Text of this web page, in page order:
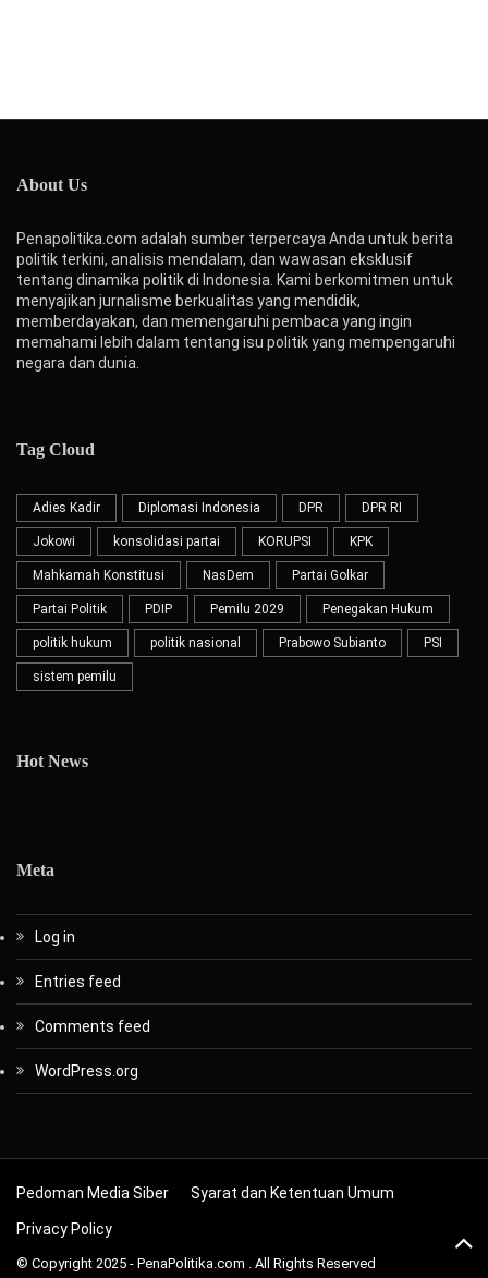
About Us
Penapolitika.com adalah sumber terpercaya Anda untuk berita
politik terkini, analisis mendalam, dan wawasan eksklusif
tentang dinamika politik di Indonesia. Kami berkomitmen untuk
menyajikan jurnalisme berkualitas yang mendidik,
memberdayakan, dan memengaruhi pembaca yang ingin
memahami lebih dalam tentang isu politik yang mempengaruhi
negara dan dunia.
Tag Cloud
Adies Kadir Diplomasi Indonesia DPR DPR RI
Jokowi konsolidasi partai KORUPSI KPK
Mahkamah Konstitusi NasDem Partai Golkar
Partai Politik PDIP Pemilu 2029 Penegakan Hukum
politik hukum politik nasional Prabowo Subianto PSI
sistem pemilu
Hot News
Meta
Log in
Entries feed
Comments feed
WordPress.org
Pedoman Media Siber Syarat dan Ketentuan Umum
Privacy Policy
© Copyright 2025 - PenaPolitika.com . All Rights Reserved